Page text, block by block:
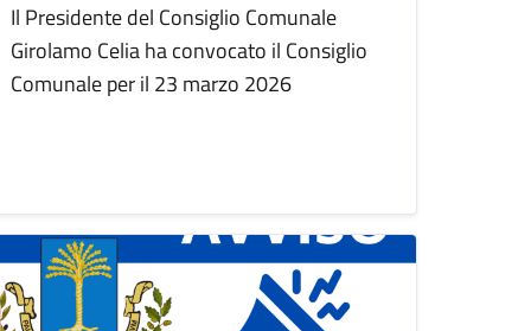
Il Presidente del Consiglio Comunale
Girolamo Celia ha convocato il Consiglio
Comunale per il 23 marzo 2026